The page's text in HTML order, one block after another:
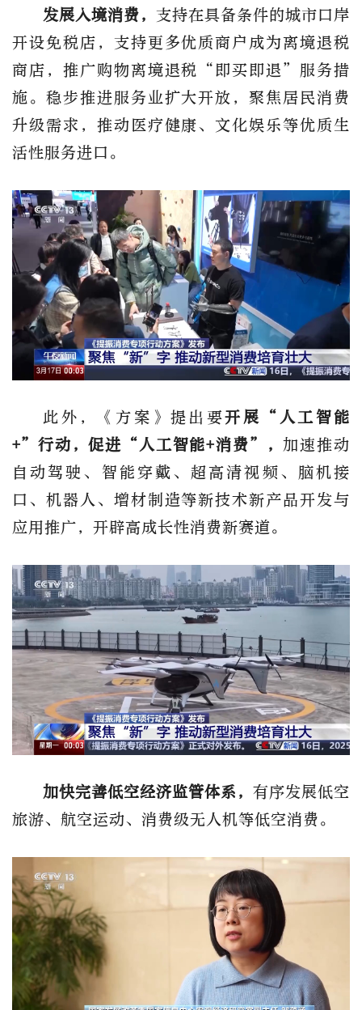
发展入境消费， 支持在具备条件的城市口岸
开设免税店，支持更多优质商户成为离境退税
商店，推广购物离境退税“即买即退”服务措
施。稳步推进服务业扩大开放，聚焦居民消费
升级需求，推动医疗健康、文化娱乐等优质生
活性服务进口。
此外，《方案》提出要开展“人工智能
+”行动，促进“人工智能+消费”，加速推动
自动驾驶、智能穿戴、超高清视频、脑机接
口、机器人、增材制造等新技术新产品开发与
应用推广，开辟高成长性消费新赛道。
加快完善低空经济监管体系， 有序发展低空
旅游、航空运动、消费级无人机等低空消费。